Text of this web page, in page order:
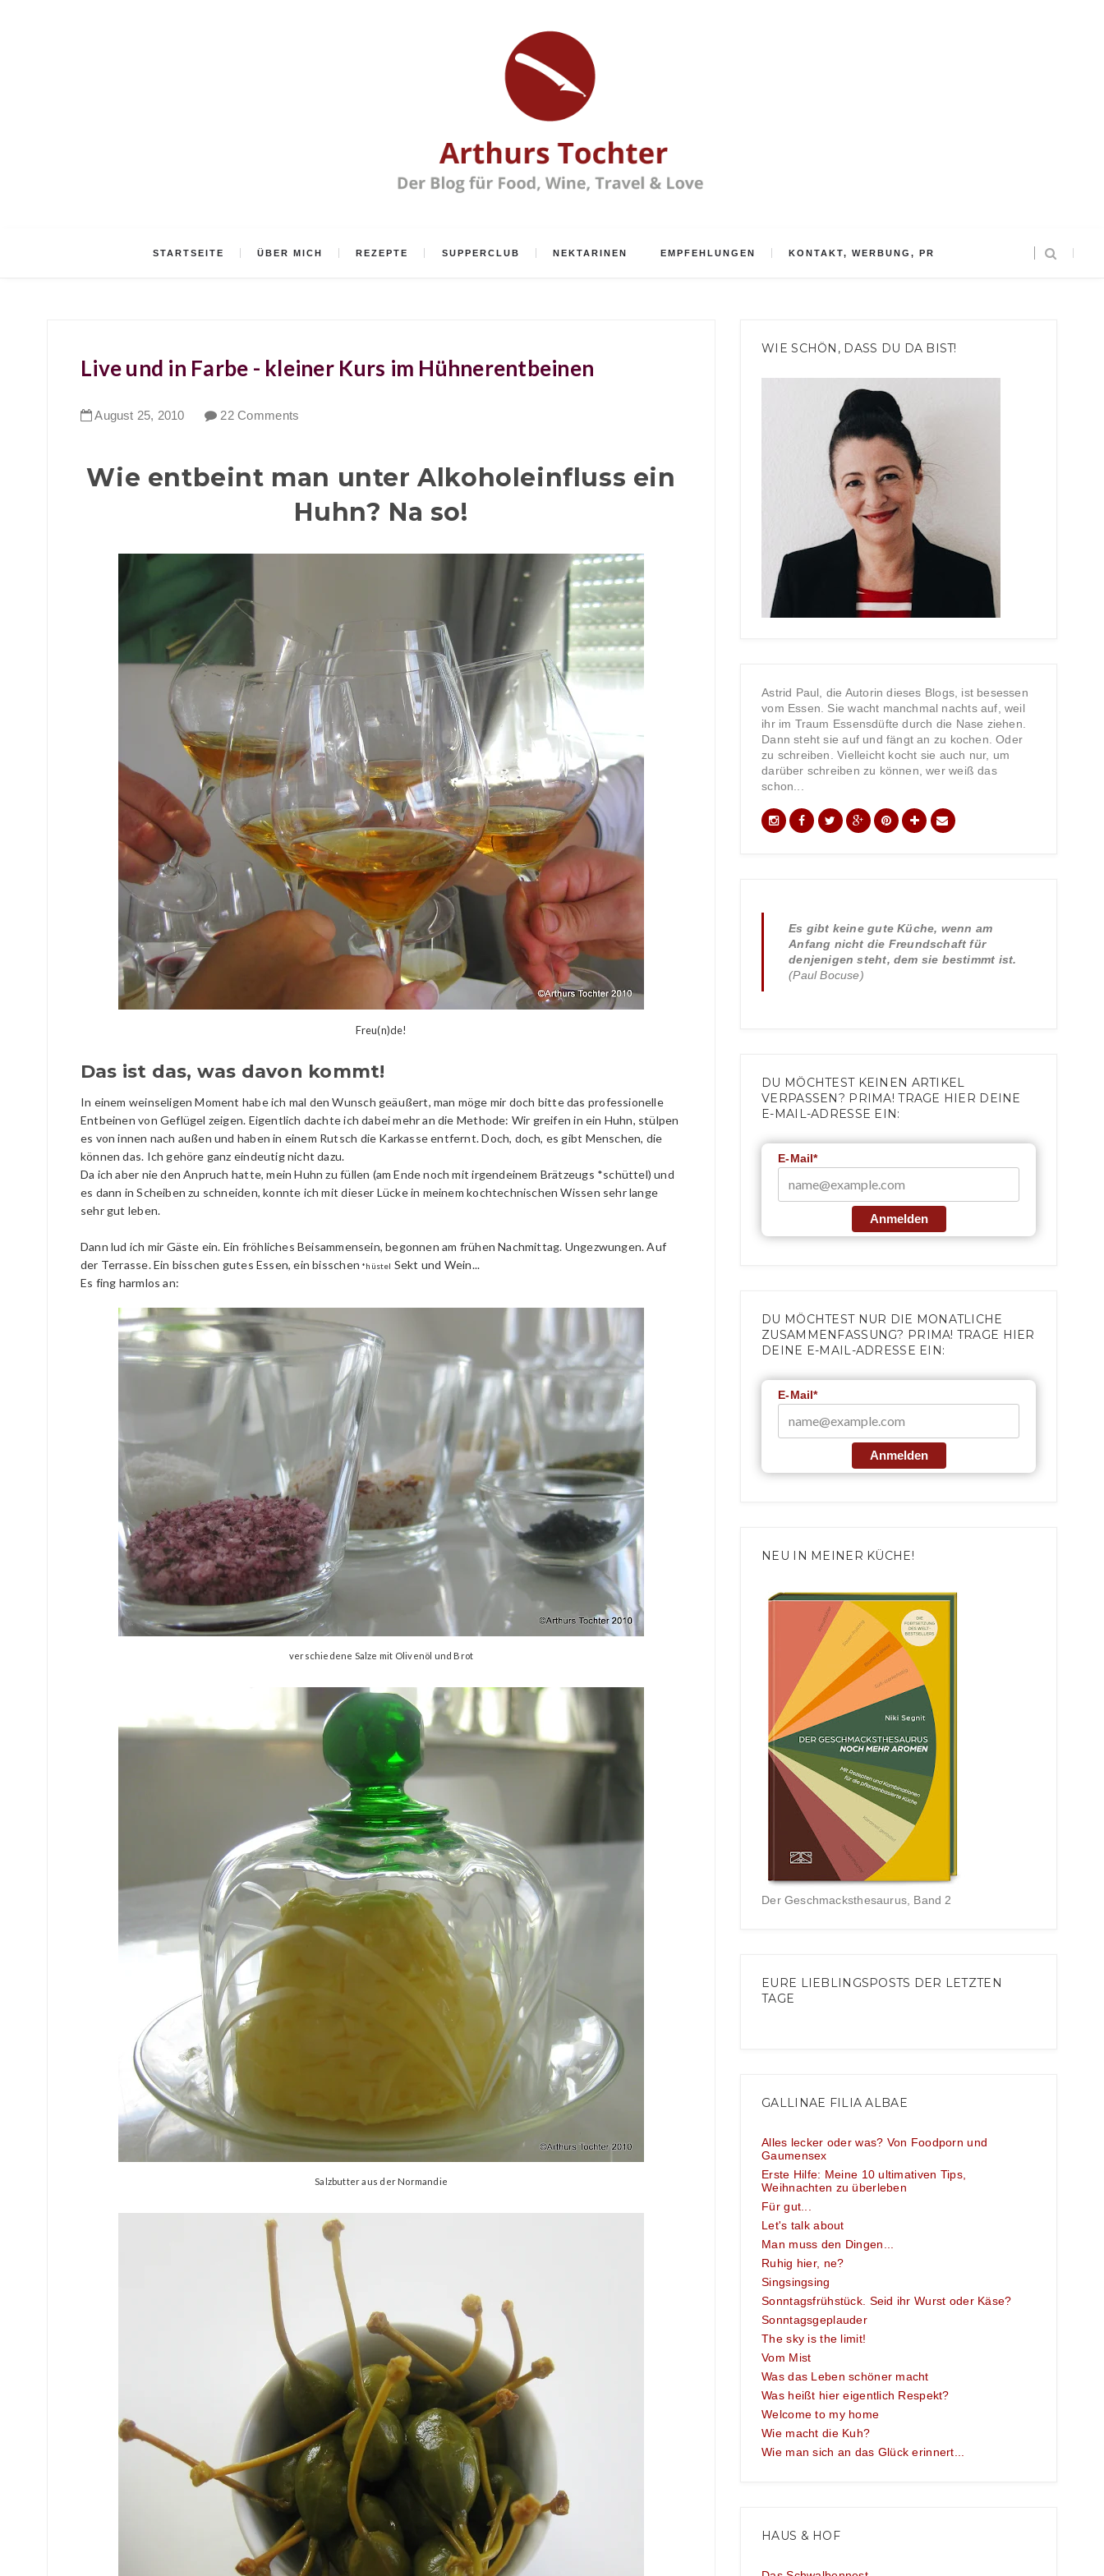
STARTSEITE ÜBER MICH REZEPTE SUPPERCLUB NEKTARINEN EMPFEHLUNGEN KONTAKT, WERBUNG, PR
Live und in Farbe - kleiner Kurs im Hühnerentbeinen
August 25, 2010 22 Comments
Wie entbeint man unter Alkoholeinfluss ein
Huhn? Na so!
Freu(n)de!
Das ist das, was davon kommt!
In einem weinseligen Moment habe ich mal den Wunsch geäußert, man möge mir doch bitte das professionelle
Entbeinen von Geflügel zeigen. Eigentlich dachte ich dabei mehr an die Methode: Wir greifen in ein Huhn, stülpen
es von innen nach außen und haben in einem Rutsch die Karkasse entfernt. Doch, doch, es gibt Menschen, die
können das. Ich gehöre ganz eindeutig nicht dazu.
Da ich aber nie den Anpruch hatte, mein Huhn zu füllen (am Ende noch mit irgendeinem Brätzeugs *schüttel) und
es dann in Scheiben zu schneiden, konnte ich mit dieser Lücke in meinem kochtechnischen Wissen sehr lange
sehr gut leben.
Dann lud ich mir Gäste ein. Ein fröhliches Beisammensein, begonnen am frühen Nachmittag. Ungezwungen. Auf
der Terrasse. Ein bisschen gutes Essen, ein bisschen *hüstel Sekt und Wein...
Es fing harmlos an:
verschiedene Salze mit Olivenöl und Brot
Salzbutter aus der Normandie
WIE SCHÖN, DASS DU DA BIST!
Astrid Paul, die Autorin dieses Blogs, ist besessen
vom Essen. Sie wacht manchmal nachts auf, weil
ihr im Traum Essensdüfte durch die Nase ziehen.
Dann steht sie auf und fängt an zu kochen. Oder
zu schreiben. Vielleicht kocht sie auch nur, um
darüber schreiben zu können, wer weiß das
schon...
Es gibt keine gute Küche, wenn am
Anfang nicht die Freundschaft für
denjenigen steht, dem sie bestimmt ist.
(Paul Bocuse)
DU MÖCHTEST KEINEN ARTIKEL
VERPASSEN? PRIMA! TRAGE HIER DEINE
E-MAIL-ADRESSE EIN:
E-Mail*
Anmelden
DU MÖCHTEST NUR DIE MONATLICHE
ZUSAMMENFASSUNG? PRIMA! TRAGE HIER
DEINE E-MAIL-ADRESSE EIN:
E-Mail*
Anmelden
NEU IN MEINER KÜCHE!
Der Geschmacksthesaurus, Band 2
EURE LIEBLINGSPOSTS DER LETZTEN
TAGE
GALLINAE FILIA ALBAE
Alles lecker oder was? Von Foodporn und
Gaumensex
Erste Hilfe: Meine 10 ultimativen Tips,
Weihnachten zu überleben
Für gut...
Let's talk about
Man muss den Dingen...
Ruhig hier, ne?
Singsingsing
Sonntagsfrühstück. Seid ihr Wurst oder Käse?
Sonntagsgeplauder
The sky is the limit!
Vom Mist
Was das Leben schöner macht
Was heißt hier eigentlich Respekt?
Welcome to my home
Wie macht die Kuh?
Wie man sich an das Glück erinnert...
HAUS & HOF